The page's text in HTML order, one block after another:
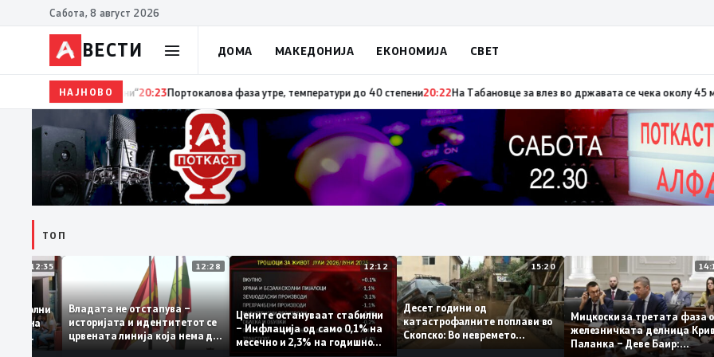
Сабота, 8 август 2026
ВЕСТИ ДОМА МАКЕДОНИЈА ЕКОНОМИЈА СВЕТ
НАЈНОВО20:24Сиљановска Давкова на Свечената академија по повод „30 години Општина Вевчани“20:23Портокалова фаза утре,
ТОП
12:35
задоволни
на
12:28
Владата не отстапува –
историјата и идентитетот се
црвената линија која нема да
се погази
12:12
Цените остануваат стабилни
– Инфлација од само 0,1% на
месечно и 2,3% на годишно
15:20
Десет години од
катастрофалните поплави во
Скопско: Во невремето
Мицкоски за третата
железничката делница
Паланка – Деве Баир: